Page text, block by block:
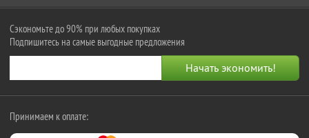
Сэкономьте до 90% при любых покупках
Подпишитесь на самые выгодные предложения
Принимаем к оплате: